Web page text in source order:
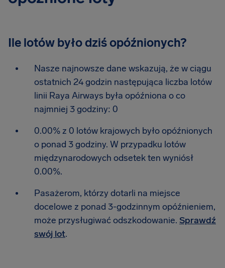
Ile lotów było dziś opóźnionych?
Nasze najnowsze dane wskazują, że w ciągu
ostatnich 24 godzin następująca liczba lotów
linii Raya Airways była opóźniona o co
najmniej 3 godziny: 0
0.00% z 0 lotów krajowych było opóźnionych
o ponad 3 godziny. W przypadku lotów
międzynarodowych odsetek ten wyniósł
0.00%.
Pasażerom, którzy dotarli na miejsce
docelowe z ponad 3-godzinnym opóźnieniem,
może przysługiwać odszkodowanie. Sprawdź
swój lot.